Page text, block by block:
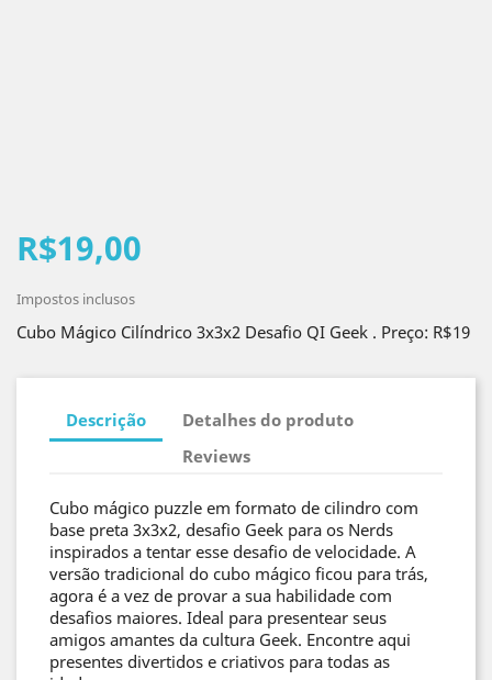
R$19,00
Impostos inclusos
Cubo Mágico Cilíndrico 3x3x2 Desafio QI Geek . Preço: R$19
Descrição
Detalhes do produto
Reviews
Cubo mágico puzzle em formato de cilindro com
base preta 3x3x2, desafio Geek para os Nerds
inspirados a tentar esse desafio de velocidade. A
versão tradicional do cubo mágico ficou para trás,
agora é a vez de provar a sua habilidade com
desafios maiores. Ideal para presentear seus
amigos amantes da cultura Geek. Encontre aqui
presentes divertidos e criativos para todas as